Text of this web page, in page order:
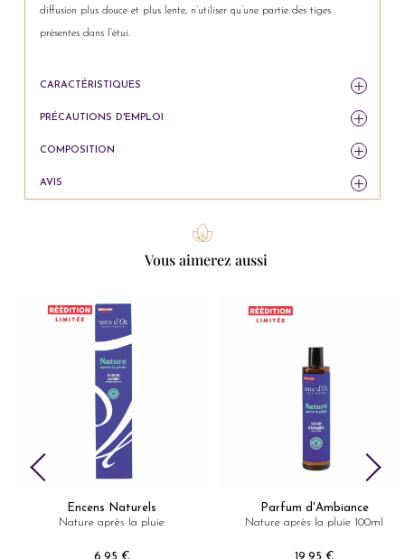
CARACTÉRISTIQUES
PRÉCAUTIONS D'EMPLOI
COMPOSITION
AVIS
diffusion plus douce et plus lente, n’utiliser qu’une partie des tiges
présentes dans l’étui.
Vous aimerez aussi
Encens Naturels
Nature après la pluie
Parfum d'Ambiance
Nature après la pluie 100ml